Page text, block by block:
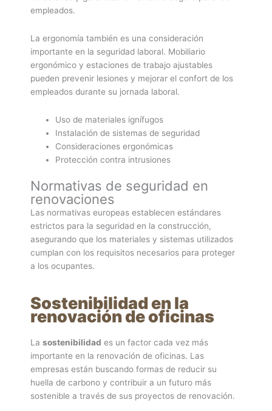
empleados.
La ergonomía también es una consideración
importante en la seguridad laboral. Mobiliario
ergonómico y estaciones de trabajo ajustables
pueden prevenir lesiones y mejorar el confort de los
empleados durante su jornada laboral.
Uso de materiales ignífugos
Instalación de sistemas de seguridad
Consideraciones ergonómicas
Protección contra intrusiones
Normativas de seguridad en
renovaciones
Las normativas europeas establecen estándares
estrictos para la seguridad en la construcción,
asegurando que los materiales y sistemas utilizados
cumplan con los requisitos necesarios para proteger
a los ocupantes.
Sostenibilidad en la
renovación de oficinas
La sostenibilidad es un factor cada vez más
importante en la renovación de oficinas. Las
empresas están buscando formas de reducir su
huella de carbono y contribuir a un futuro más
sostenible a través de sus proyectos de renovación.